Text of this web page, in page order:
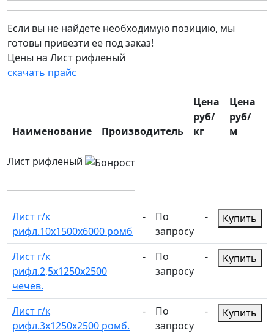
Если вы не найдете необходимую позицию, мы
готовы привезти ее под заказ!
Цены на Лист рифленый
скачать прайс
Наименование Производитель
Цена
руб/
кг
Цена
руб/
м
Лист рифленый
Лист г/к
рифл.10х1500х6000 ромб
-
По
запросу
- Купить
Лист г/к
рифл.2,5х1250х2500
чечев.
-
По
запросу
- Купить
Лист г/к
рифл.3х1250х2500 ромб.
-
По
запросу
- Купить